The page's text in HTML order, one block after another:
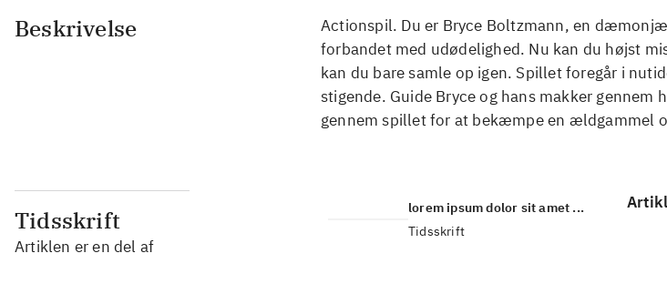
Beskrivelse
Actionspil. Du er Bryce Boltzmann, en
forbandet med udødelighed. Nu kan du højst
kan du bare samle op igen. Spillet foregår i
stigende. Guide Bryce og hans makker
gennem spillet for at bekæmpe en ældgammel
Tidsskrift
Artiklen er en del af
lorem ipsum dolor sit amet ...
Tidsskrift